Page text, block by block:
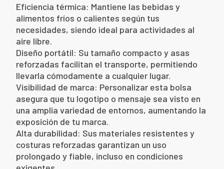
Eficiencia térmica: Mantiene las bebidas y
alimentos fríos o calientes según tus
necesidades, siendo ideal para actividades al
aire libre.
Diseño portátil: Su tamaño compacto y asas
reforzadas facilitan el transporte, permitiendo
llevarla cómodamente a cualquier lugar.
Visibilidad de marca: Personalizar esta bolsa
asegura que tu logotipo o mensaje sea visto en
una amplia variedad de entornos, aumentando la
exposición de tu marca.
Alta durabilidad: Sus materiales resistentes y
costuras reforzadas garantizan un uso
prolongado y fiable, incluso en condiciones